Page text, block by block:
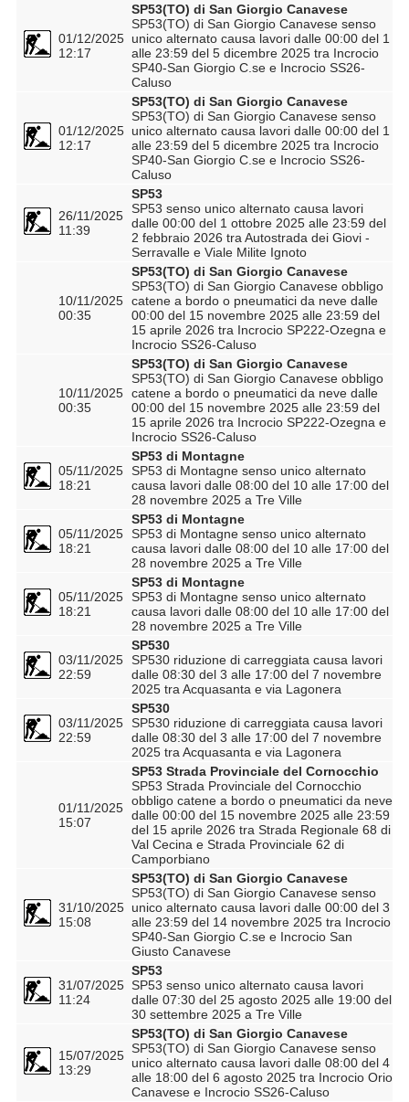
01/12/2025
12:17
SP53(TO) di San Giorgio Canavese
SP53(TO) di San Giorgio Canavese senso
unico alternato causa lavori dalle 00:00 del 1
alle 23:59 del 5 dicembre 2025 tra Incrocio
SP40-San Giorgio C.se e Incrocio SS26-
Caluso
01/12/2025
12:17
SP53(TO) di San Giorgio Canavese
SP53(TO) di San Giorgio Canavese senso
unico alternato causa lavori dalle 00:00 del 1
alle 23:59 del 5 dicembre 2025 tra Incrocio
SP40-San Giorgio C.se e Incrocio SS26-
Caluso
26/11/2025
11:39
SP53
SP53 senso unico alternato causa lavori
dalle 00:00 del 1 ottobre 2025 alle 23:59 del
2 febbraio 2026 tra Autostrada dei Giovi -
Serravalle e Viale Milite Ignoto
10/11/2025
00:35
SP53(TO) di San Giorgio Canavese
SP53(TO) di San Giorgio Canavese obbligo
catene a bordo o pneumatici da neve dalle
00:00 del 15 novembre 2025 alle 23:59 del
15 aprile 2026 tra Incrocio SP222-Ozegna e
Incrocio SS26-Caluso
10/11/2025
00:35
SP53(TO) di San Giorgio Canavese
SP53(TO) di San Giorgio Canavese obbligo
catene a bordo o pneumatici da neve dalle
00:00 del 15 novembre 2025 alle 23:59 del
15 aprile 2026 tra Incrocio SP222-Ozegna e
Incrocio SS26-Caluso
05/11/2025
18:21
SP53 di Montagne
SP53 di Montagne senso unico alternato
causa lavori dalle 08:00 del 10 alle 17:00 del
28 novembre 2025 a Tre Ville
05/11/2025
18:21
SP53 di Montagne
SP53 di Montagne senso unico alternato
causa lavori dalle 08:00 del 10 alle 17:00 del
28 novembre 2025 a Tre Ville
05/11/2025
18:21
SP53 di Montagne
SP53 di Montagne senso unico alternato
causa lavori dalle 08:00 del 10 alle 17:00 del
28 novembre 2025 a Tre Ville
03/11/2025
22:59
SP530
SP530 riduzione di carreggiata causa lavori
dalle 08:30 del 3 alle 17:00 del 7 novembre
2025 tra Acquasanta e via Lagonera
03/11/2025
22:59
SP530
SP530 riduzione di carreggiata causa lavori
dalle 08:30 del 3 alle 17:00 del 7 novembre
2025 tra Acquasanta e via Lagonera
01/11/2025
15:07
SP53 Strada Provinciale del Cornocchio
SP53 Strada Provinciale del Cornocchio
obbligo catene a bordo o pneumatici da neve
dalle 00:00 del 15 novembre 2025 alle 23:59
del 15 aprile 2026 tra Strada Regionale 68 di
Val Cecina e Strada Provinciale 62 di
Camporbiano
31/10/2025
15:08
SP53(TO) di San Giorgio Canavese
SP53(TO) di San Giorgio Canavese senso
unico alternato causa lavori dalle 00:00 del 3
alle 23:59 del 14 novembre 2025 tra Incrocio
SP40-San Giorgio C.se e Incrocio San
Giusto Canavese
31/07/2025
11:24
SP53
SP53 senso unico alternato causa lavori
dalle 07:30 del 25 agosto 2025 alle 19:00 del
30 settembre 2025 a Tre Ville
15/07/2025
13:29
SP53(TO) di San Giorgio Canavese
SP53(TO) di San Giorgio Canavese senso
unico alternato causa lavori dalle 08:00 del 4
alle 18:00 del 6 agosto 2025 tra Incrocio Orio
Canavese e Incrocio SS26-Caluso